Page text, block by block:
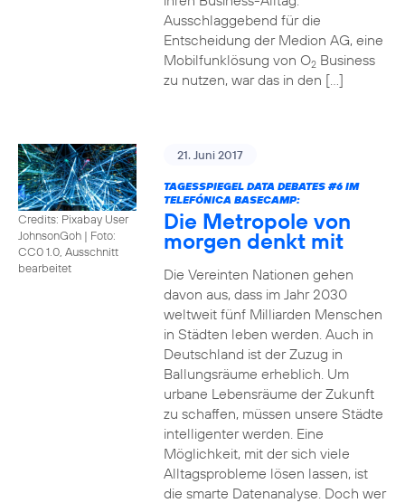
Ausschlaggebend für die
Entscheidung der Medion AG, eine
Mobilfunklösung von O2Business
zu nutzen, war das in den […]
Credits: Pixabay User
JohnsonGoh | Foto:
CC0 1.0, Ausschnitt
bearbeitet
21. Juni 2017
TAGESSPIEGEL DATA DEBATES #6IM
TELEFÓNICA BASECAMP:
Die Metropole von
morgen denkt mit
Die Vereinten Nationen gehen
davon aus, dass im Jahr 2030
weltweit fünf Milliarden Menschen
in Städten leben werden. Auch in
Deutschland ist der Zuzug in
Ballungsräume erheblich. Um
urbane Lebensräume der Zukunft
zu schaffen, müssen unsere Städte
intelligenter werden. Eine
Möglichkeit, mit der sich viele
Alltagsprobleme lösen lassen, ist
die smarte Datenanalyse. Doch wer